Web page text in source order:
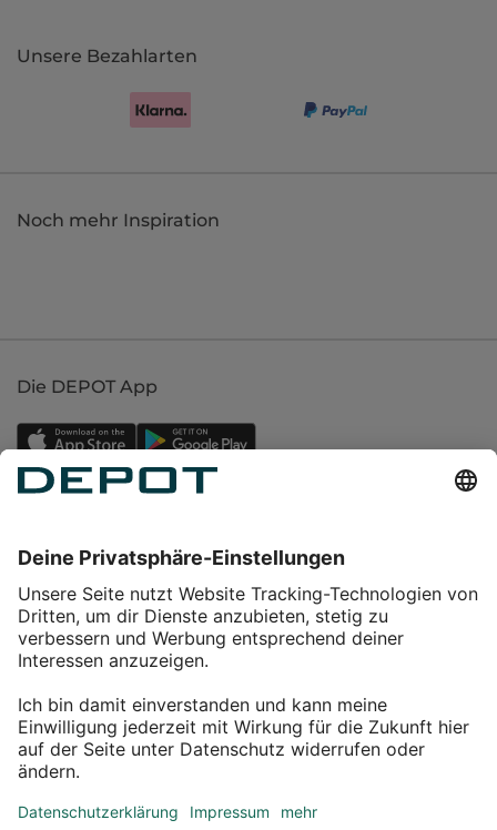
Unsere Bezahlarten
Noch mehr Inspiration
Die DEPOT App
Service
Über DEPOT
Kontakt